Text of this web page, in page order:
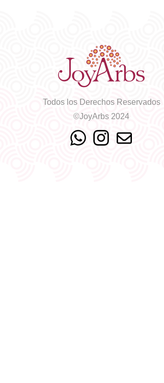
Todos los Derechos Reservados
©JoyArbs 2024